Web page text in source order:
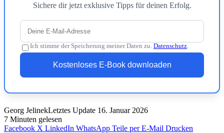
Sichere dir jetzt exklusive Tipps für deinen Erfolg.
Ich stimme der Speicherung meiner Daten zu. Datenschutz
Kostenloses E-Book downloaden
Georg JelinekLetztes Update 16. Januar 2026
7 Minuten gelesen
Facebook X LinkedIn WhatsApp Teile per E-Mail Drucken